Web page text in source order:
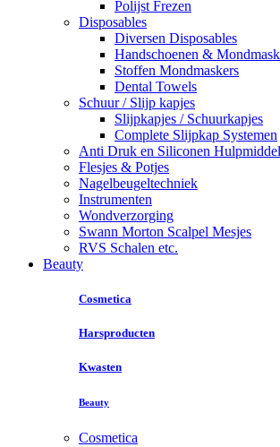
Polijst Frezen
Disposables
Diversen Disposables
Handschoenen &
Stoffen Mondmaskers
Dental Towels
Schuur / Slijp kapjes
Slijpkapjes / Schuurkapjes
Complete Slijpkap Systemen
Anti Druk en Siliconen
Flesjes & Potjes
Nagelbeugeltechniek
Instrumenten
Wondverzorging
Swann Morton Scalpel Mesjes
RVS Schalen etc.
Beauty
Cosmetica
Harsproducten
Kwasten
Beauty
Cosmetica